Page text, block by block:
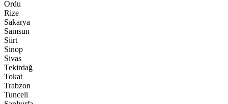
Ordu
Rize
Sakarya
Samsun
Siirt
Sinop
Sivas
Tekirdağ
Tokat
Trabzon
Tunceli